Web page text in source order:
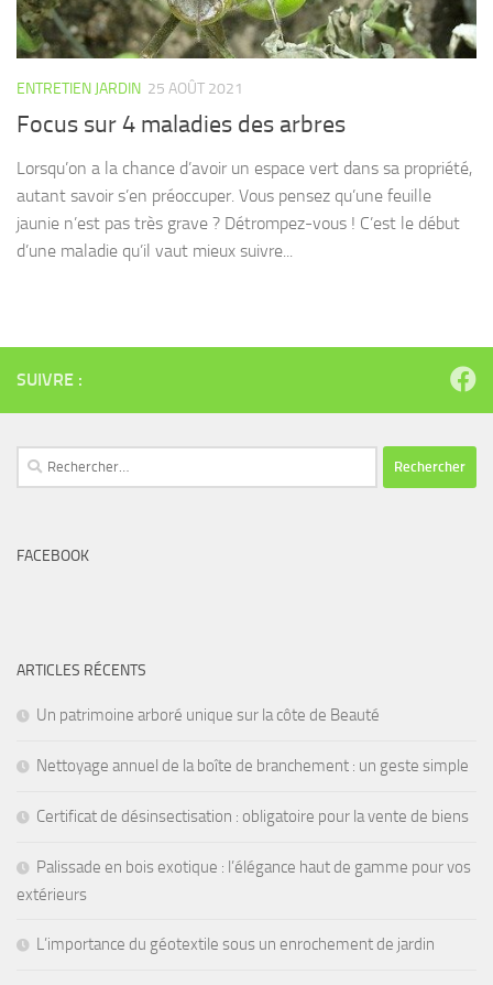
ENTRETIEN JARDIN 25 AOÛT 2021
Focus sur 4 maladies des arbres
Lorsqu’on a la chance d’avoir un espace vert dans sa propriété,
autant savoir s’en préoccuper. Vous pensez qu’une feuille
jaunie n’est pas très grave ? Détrompez-vous ! C’est le début
d’une maladie qu’il vaut mieux suivre...
SUIVRE :
Rechercher :
FACEBOOK
ARTICLES RÉCENTS
Un patrimoine arboré unique sur la côte de Beauté
Nettoyage annuel de la boîte de branchement : un geste simple
Certificat de désinsectisation : obligatoire pour la vente de biens
Palissade en bois exotique : l’élégance haut de gamme pour vos
extérieurs
L’importance du géotextile sous un enrochement de jardin